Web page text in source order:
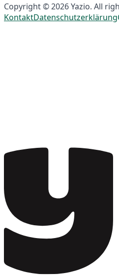
Copyright © 2026 Yazio. All
KontaktDatenschutzerklärung